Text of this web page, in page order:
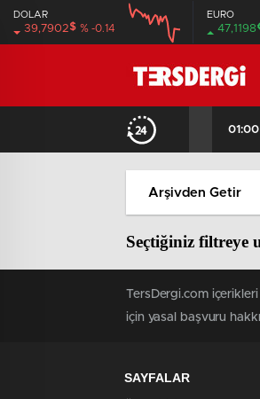
DOLAR
39,7902$ % -0.14
EURO
47,1198
01:00
Seçtiğiniz filtreye
TersDergi.com
için yasal başvuru
SAYFALAR